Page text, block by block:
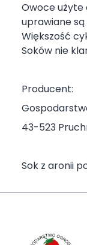
Owoce użyte
uprawiane
Większość
Soków nie
Producent:
43-523
Sok z aronii